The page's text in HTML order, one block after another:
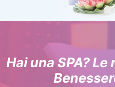
Hai una SPA?